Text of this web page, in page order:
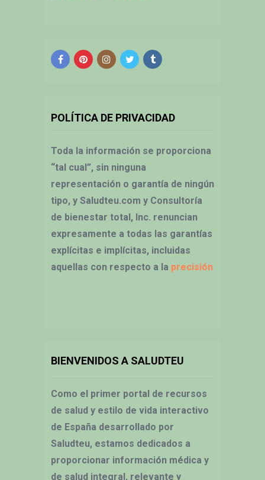
POLÍTICA DE PRIVACIDAD
Toda la información se proporciona
“tal cual”, sin ninguna
representación o garantía de ningún
tipo, y Saludteu.com y Consultoría
de bienestar total, Inc. renuncian
expresamente a todas las garantías
explícitas e implícitas, incluidas
aquellas con respecto a la precisión
BIENVENIDOS A SALUDTEU
Como el primer portal de recursos
de salud y estilo de vida interactivo
de España desarrollado por
Saludteu, estamos dedicados a
proporcionar información médica y
de salud integral, relevante y